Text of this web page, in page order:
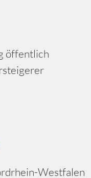
öffentlich
Westfalen